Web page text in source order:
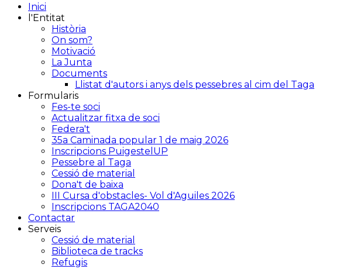
Inici
l'Entitat
Història
On som?
Motivació
La Junta
Documents
Llistat d'autors i anys dels pessebres al cim del Taga
Formularis
Fes-te soci
Actualitzar fitxa de soci
Federa't
35a Caminada popular 1 de maig 2026
Inscripcions PuigestelUP
Pessebre al Taga
Cessió de material
Dona't de baixa
III Cursa d'obstacles- Vol d'Aguiles 2026
Inscripcions TAGA2040
Contactar
Serveis
Cessió de material
Biblioteca de tracks
Refugis